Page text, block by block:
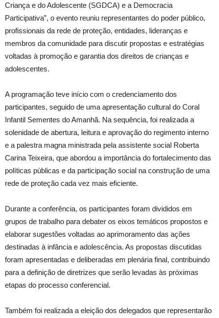
Criança e do Adolescente (SGDCA) e a Democracia
Participativa”, o evento reuniu representantes do poder público,
profissionais da rede de proteção, entidades, lideranças e
membros da comunidade para discutir propostas e estratégias
voltadas à promoção e garantia dos direitos de crianças e
adolescentes.
A programação teve início com o credenciamento dos
participantes, seguido de uma apresentação cultural do Coral
Infantil Sementes do Amanhã. Na sequência, foi realizada a
solenidade de abertura, leitura e aprovação do regimento interno
e a palestra magna ministrada pela assistente social Roberta
Carina Teixeira, que abordou a importância do fortalecimento das
políticas públicas e da participação social na construção de uma
rede de proteção cada vez mais eficiente.
Durante a conferência, os participantes foram divididos em
grupos de trabalho para debater os eixos temáticos propostos e
elaborar sugestões voltadas ao aprimoramento das ações
destinadas à infância e adolescência. As propostas discutidas
foram apresentadas e deliberadas em plenária final, contribuindo
para a definição de diretrizes que serão levadas às próximas
etapas do processo conferencial.
Também foi realizada a eleição dos delegados que representarão